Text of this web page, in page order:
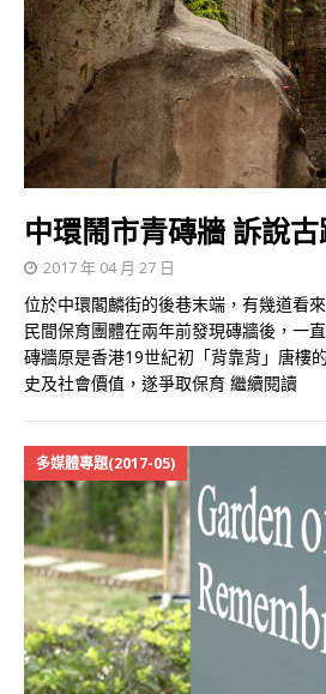
中環鬧市青磚牆 訴說
2017 年 04 月 27 日
位於中環閣麟街的後巷末端，有幾道看
民間保育團體在兩年前發現磚牆後，一
磚牆原是香港19世紀初「背靠背」唐樓
史及社會價值，遂爭取保育 繼續閱讀
多媒體專題(2017-05)